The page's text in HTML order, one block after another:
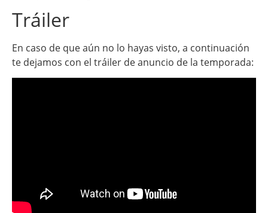
Tráiler
En caso de que aún no lo hayas visto, a continuación
te dejamos con el tráiler de anuncio de la temporada: